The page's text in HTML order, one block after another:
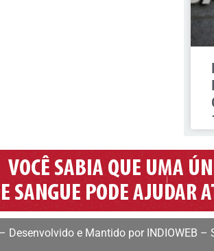
Desenvolvido e Mantido por INDIOWEB –